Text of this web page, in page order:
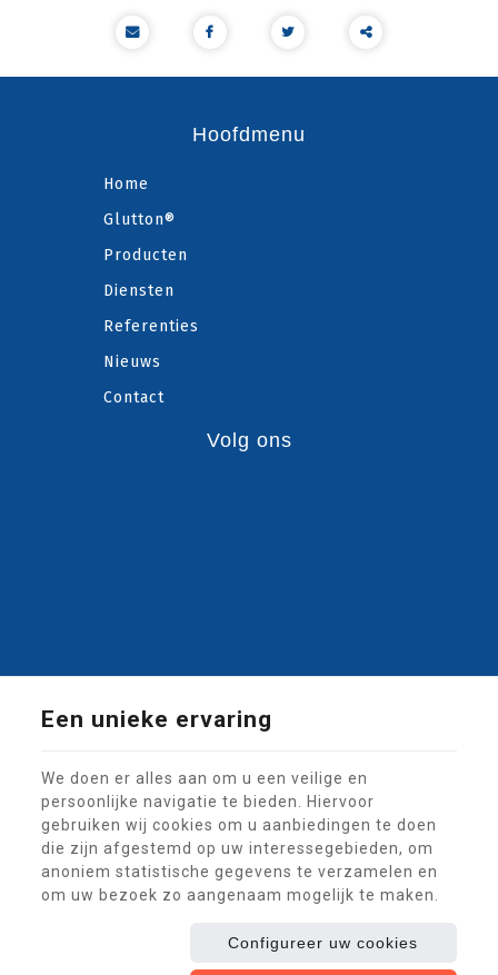
Hoofdmenu
Home
Glutton®
Producten
Diensten
Referenties
Nieuws
Contact
Volg ons
Deze website maakt gebruik van cookies om de
gebruikerservaring te verbeteren.
Juridische informatie|Privacy|Cookies
persoonlijke gegevens
, ontwerper van websites voor handelaars,
Een unieke ervaring
We doen er alles aan om u een veilige en
persoonlijke navigatie te bieden. Hiervoor
gebruiken wij cookies om u aanbiedingen te doen
die zijn afgestemd op uw interessegebieden, om
anoniem statistische gegevens te verzamelen en
om uw bezoek zo aangenaam mogelijk te maken.
Configureer uw cookies